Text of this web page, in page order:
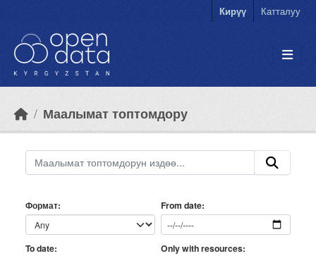
Кирүү Катталуу
Маалымат топтомдору
Формат From date
To date Only with resources